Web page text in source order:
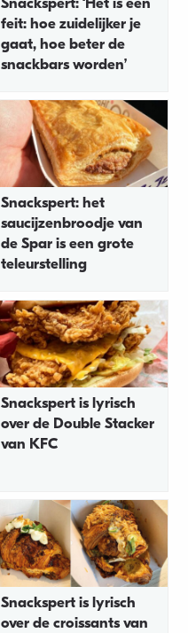
feit: hoe zuidelijker je
gaat, hoe beter de
snackbars worden’
Snackspert: het
saucijzenbroodje van
de Spar is een grote
teleurstelling
Snackspert is lyrisch
over de Double Stacker
van KFC
Snackspert is lyrisch
over de croissants van